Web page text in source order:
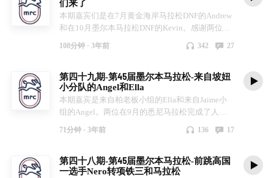
本期嘉宾们是在7月黄金海岸马拉松DNF的Andrew
和在10月墨尔本马拉松DNF的Kevin。感谢两位愿
目氛围会比较低沉，没想到竟然是最欢乐的一期
动是一项极限运动，需要科学的训练来打好基础，
更需要理性的心态去面对比赛。如今马拉松比赛是
遍地开花，如果错过眼前这朵花，我们还可以去下
一站收获其他不一样的花朵。 注：DNF-Did not
finish，未完赛
108分钟 · 3年前 342 27
第四十九期-第45届墨尔本马拉松-来自坡妞
小分队的Angel和Ella
本期嘉宾是来自柏老板小组的Ella和来自Jaime小
组的Angel。两位在9月的悉尼马拉松完成了人生
的成绩。Ella在墨马大幅度PB，进步了20分钟；
方，也拿到了半马的PB。今天才知道，MRC居然
有个地下组织：“坡妞小分队”，她们一起SLR，诚
71分钟 · 3年前 136 17
第四十八期-第45届墨尔本马拉松-前跳高国
一选手Nero转项铁三和马拉松